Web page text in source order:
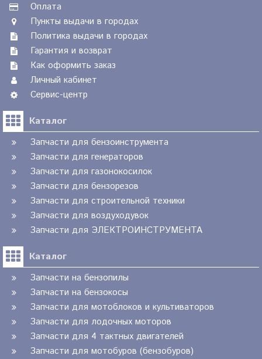
Оплата
Пункты выдачи в городах
Политика выдачи в городах
Гарантия и возврат
Как оформить заказ
Личный кабинет
Сервис-центр
Каталог
Запчасти для бензоинструмента
Запчасти для генераторов
Запчасти для газонокосилок
Запчасти для бензорезов
Запчасти для строительной техники
Запчасти для воздуходувок
Запчасти для ЭЛЕКТРОИНСТРУМЕНТА
Каталог
Запчасти на бензопилы
Запчасти на бензокосы
Запчасти для мотоблоков и культиваторов
Запчасти для лодочных моторов
Запчасти для 4 тактных двигателей
Запчасти для мотобуров (бензобуров)